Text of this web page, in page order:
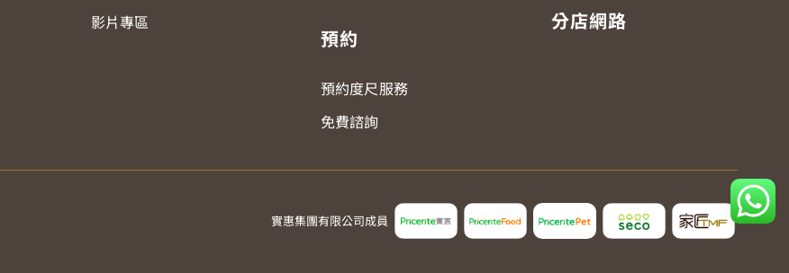
影片專區
預約
預約度尺服務
免費諮詢
分店網路
實惠集團有限公司成員